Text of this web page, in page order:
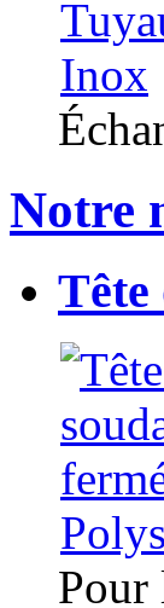
Notre
Tête
Pour